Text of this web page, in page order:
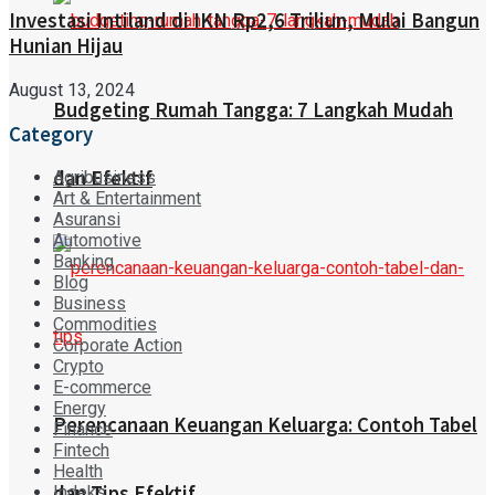
Budgeting Rumah Tangga: 7 Langkah Mudah
dan Efektif
Perencanaan Keuangan Keluarga: Contoh Tabel
Investasi Intiland di IKN Rp2,6 Triliun, Mulai Bangun
Hunian Hijau
August 13, 2024
Category
Agribusiness
Art & Entertainment
Asuransi
Automotive
Banking
Blog
Business
Commodities
Corporate Action
Crypto
E-commerce
Energy
Finance
Fintech
Health